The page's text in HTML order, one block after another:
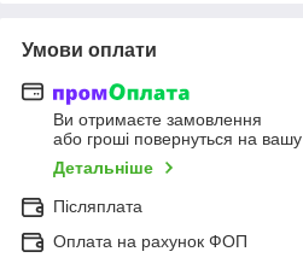
Умови оплати
Ви отримаєте замовлення
або гроші повернуться на вашу
Детальніше
Післяплата
Оплата на рахунок ФОП